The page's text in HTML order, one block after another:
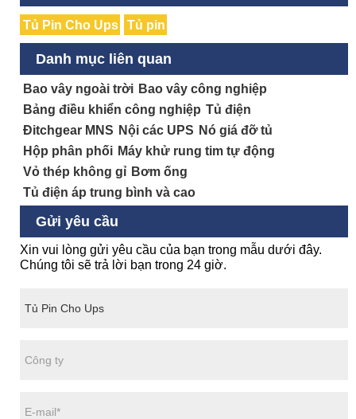
Tủ Pin Cho Ups Tủ pin
Danh mục liên quan
Bao vây ngoài trời Bao vây công nghiệp
Bảng điều khiển công nghiệp Tủ điện
Đitchgear MNS Nội các UPS Nó giá đỡ tủ
Hộp phân phối Máy khử rung tim tự động
Vỏ thép không gỉ Bơm ống
Tủ điện áp trung bình và cao
Gửi yêu cầu
Xin vui lòng gửi yêu cầu của bạn trong mẫu dưới đây.
Chúng tôi sẽ trả lời bạn trong 24 giờ.